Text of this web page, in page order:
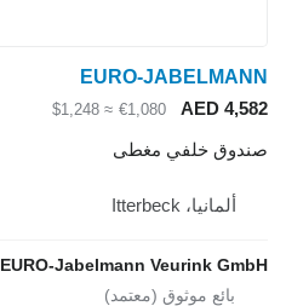
EURO-JABELMANN
AED 4,582
€1,080
≈ $1,248
صندوق خلفي مغطى
ألمانيا، Itterbeck
EURO-Jabelmann Veurink GmbH